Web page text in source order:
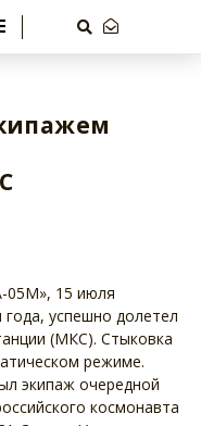
05М», 15 июля
успешно долетел
(МКС). Стыковка
режиме.
экипаж очередной
космонавта